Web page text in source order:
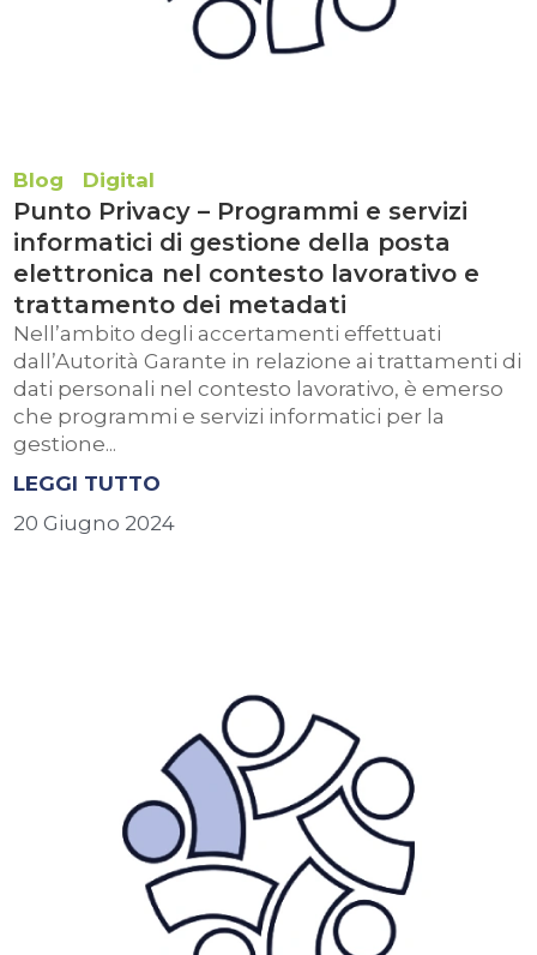
Blog Digital
Punto Privacy – Programmi e servizi
informatici di gestione della posta
elettronica nel contesto lavorativo e
trattamento dei metadati
Nell’ambito degli accertamenti effettuati
dall’Autorità Garante in relazione ai trattamenti di
dati personali nel contesto lavorativo, è emerso
che programmi e servizi informatici per la
gestione...
LEGGI TUTTO
20 Giugno 2024